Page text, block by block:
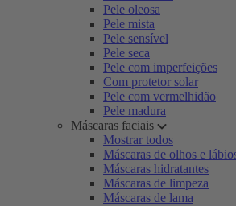
Pele oleosa
Pele mista
Pele sensível
Pele seca
Pele com imperfeições
Com protetor solar
Pele com vermelhidão
Pele madura
Máscaras faciais
Mostrar todos
Máscaras de olhos e
Máscaras hidratantes
Máscaras de limpeza
Máscaras de lama